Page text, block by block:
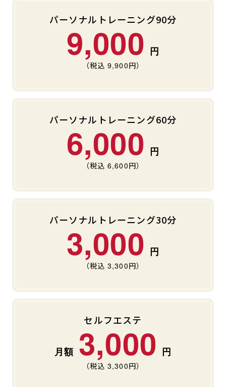
パーソナルトレーニング90分
9,000
（税込 9,900円）
パーソナルトレーニング60分
6,000
（税込 6,600円）
パーソナルトレーニング30分
3,000
（税込 3,300円）
セルフエステ
3,000
（税込 3,300円）